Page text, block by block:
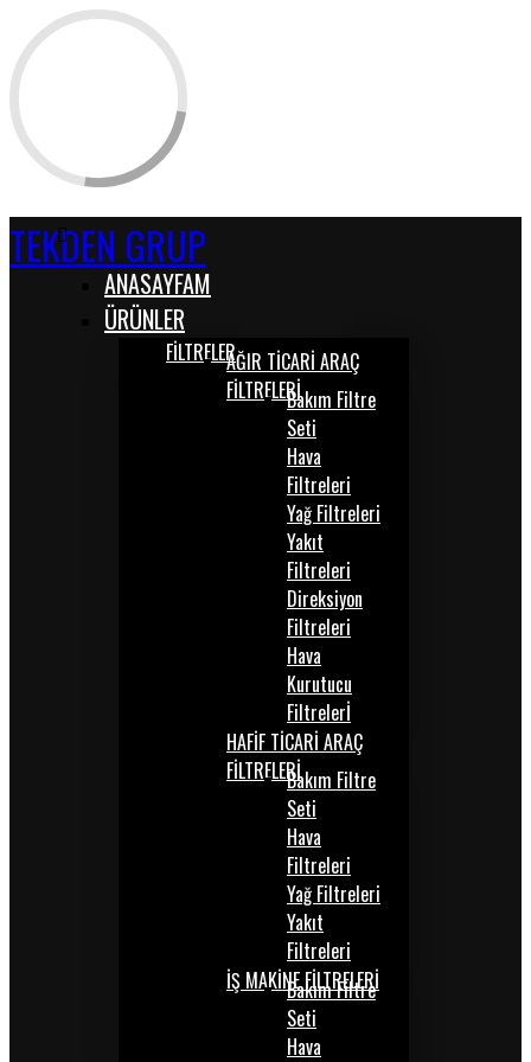
TEKDEN GRUP
ANASAYFAM
ÜRÜNLER
FİLTRELERAĞIR TİCARİ ARAÇ
FİLTRELERİBakım Filtre
Seti
Hava
Filtreleri
Yağ Filtreleri
Yakıt
Filtreleri
Direksiyon
Filtreleri
Hava
Kurutucu
Filtrelerİ
HAFİF TİCARİ ARAÇ
FİLTRELERİBakım Filtre
Seti
Hava
Filtreleri
Yağ Filtreleri
Yakıt
Filtreleri
İŞ MAKİNE FİLTRELERİ
Bakım Filtre
Seti
Hava